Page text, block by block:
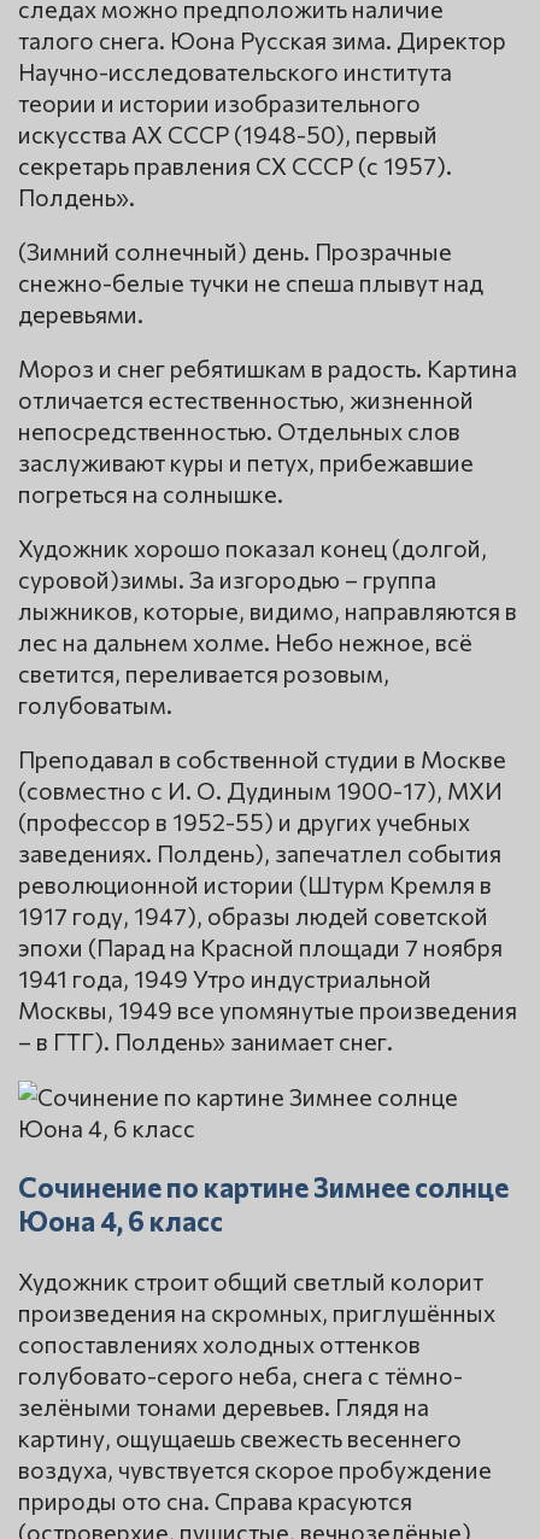
следах можно предположить наличие
талого снега. Юона Русская зима. Директор
Научно-исследовательского института
теории и истории изобразительного
искусства АХ СССР (1948-50), первый
секретарь правления СХ СССР (с 1957).
Полдень».
(Зимний солнечный) день. Прозрачные
снежно-белые тучки не спеша плывут над
деревьями.
Мороз и снег ребятишкам в радость. Картина
отличается естественностью, жизненной
непосредственностью. Отдельных слов
заслуживают куры и петух, прибежавшие
погреться на солнышке.
Художник хорошо показал конец (долгой,
суровой)зимы. За изгородью – группа
лыжников, которые, видимо, направляются в
лес на дальнем холме. Небо нежное, всё
светится, переливается розовым,
голубоватым.
Преподавал в собственной студии в Москве
(совместно с И. О. Дудиным 1900-17), МХИ
(профессор в 1952-55) и других учебных
заведениях. Полдень), запечатлел события
революционной истории (Штурм Кремля в
1917 году, 1947), образы людей советской
эпохи (Парад на Красной площади 7 ноября
1941 года, 1949 Утро индустриальной
Москвы, 1949 все упомянутые произведения
– в ГТГ). Полдень» занимает снег.
Сочинение по картине Зимнее солнце
Юона 4, 6 класс
Художник строит общий светлый колорит
произведения на скромных, приглушённых
сопоставлениях холодных оттенков
голубовато-серого неба, снега с тёмно-
зелёными тонами деревьев. Глядя на
картину, ощущаешь свежесть весеннего
воздуха, чувствуется скорое пробуждение
природы ото сна. Справа красуются
(островерхие, пушистые, вечнозелёные)